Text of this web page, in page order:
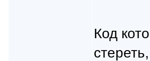
Код